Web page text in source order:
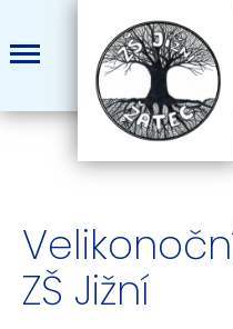
ZŠ Jižní